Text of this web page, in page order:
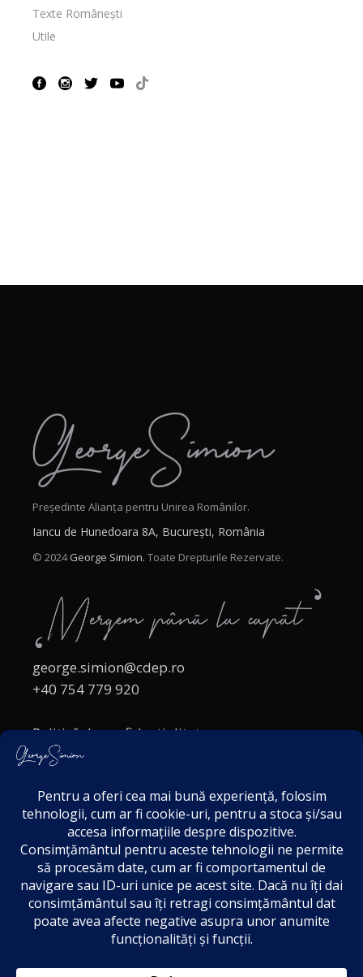
Texte Românești
Utile
Președinte Alianța pentru Unirea Românilor.
Iancu de Hunedoara 8A, București, România
© 2024George Simion. Toate Drepturile Rezervate.
george.simion@cdep.ro
+40 754 779 920
Politică de confidențialitate
Politica cookies
Acordul de markting
Disclaimer